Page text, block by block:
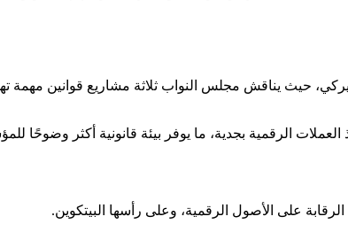
حيث يناقش مجلس النواب ثلاثة مشاريع قوانين مهمة
الرقمية بجدية، ما يوفر بيئة قانونية أكثر وضوحًا
على الأصول الرقمية، وعلى رأسها البيتكوين.